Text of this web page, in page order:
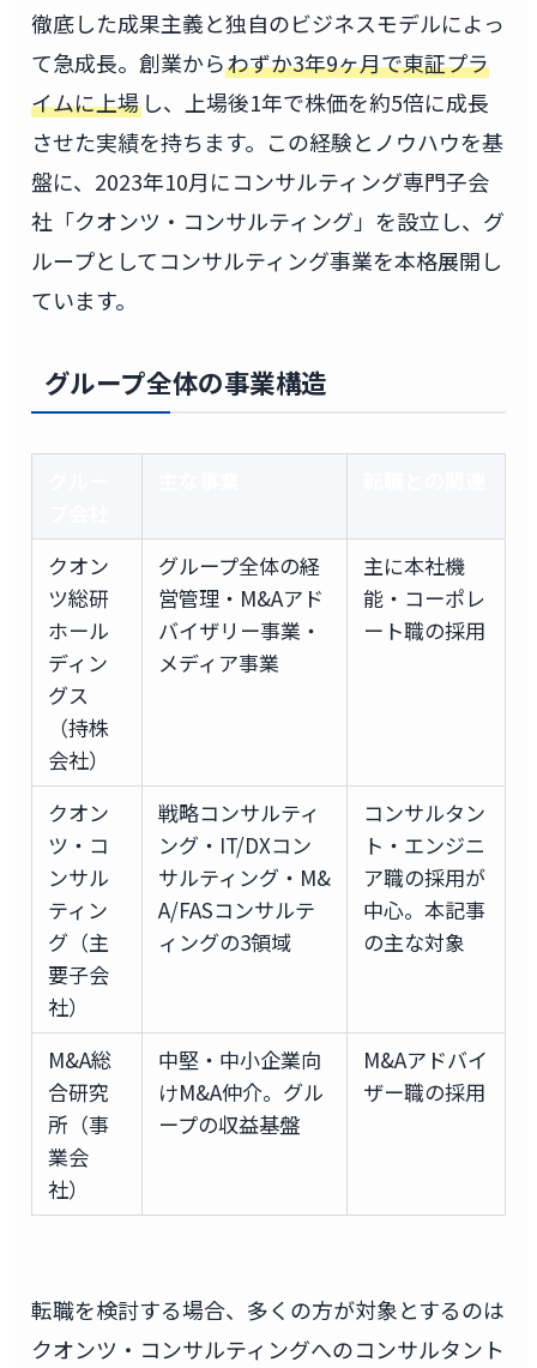
徹底した成果主義と独自のビジネスモデルによっ
て急成長。創業からわずか3年9ヶ月で東証プラ
イムに上場し、上場後1年で株価を約5倍に成長
させた実績を持ちます。この経験とノウハウを基
盤に、2023年10月にコンサルティング専門子会
社「クオンツ・コンサルティング」を設立し、グ
ループとしてコンサルティング事業を本格展開し
ています。
グループ全体の事業構造
クオン
ツ総研
ホール
ディン
グス
（持株
会社）
グループ全体の経
営管理・M&Aアド
バイザリー事業・
メディア事業
主に本社機
能・コーポレ
ート職の採用
クオン
ツ・コ
ンサル
ティン
グ（主
要子会
社）
戦略コンサルティ
ング・IT/DXコン
サルティング・M&
A/FASコンサルテ
ィングの3領域
コンサルタン
ト・エンジニ
ア職の採用が
中心。本記事
の主な対象
M&A総
合研究
所（事
業会
社）
中堅・中小企業向
けM&A仲介。グル
ープの収益基盤
M&Aアドバイ
ザー職の採用
転職を検討する場合、多くの方が対象とするのは
クオンツ・コンサルティングへのコンサルタント